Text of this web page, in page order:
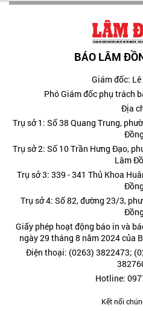
BÁO LÂM
Giám đốc: Lê
Phó Giám đốc phụ trách
Địa
Trụ sở 1: Số 38 Quang Trung,
Trụ sở 2: Số 10 Trần Hưng Đạo,
Lâm
Trụ sở 3: 339 - 341 Thủ Khoa
Trụ sở 4: Số 82, đường 23/3,
Giấy phép hoạt động báo in và
ngày 29 tháng 8 năm 2024 của
Điện thoại: (0263) 3822473;
Hotline:
Kết nối